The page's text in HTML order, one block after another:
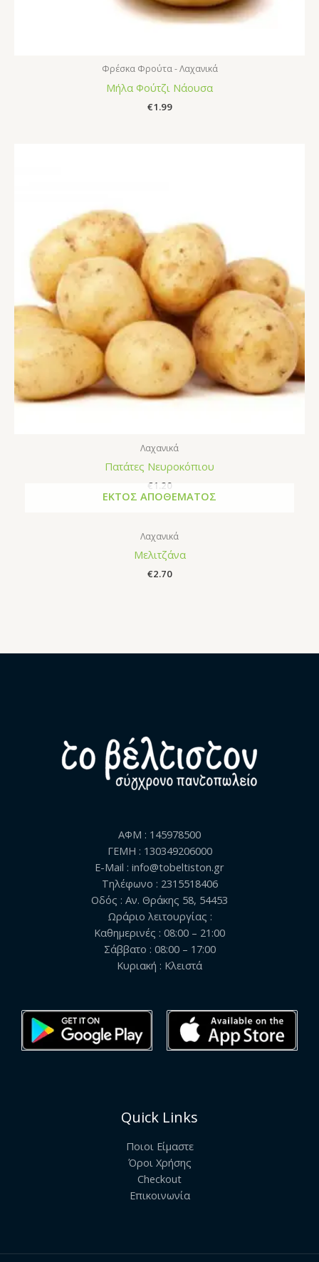
Φρέσκα Φρούτα - Λαχανικά
Μήλα Φούτζι Νάουσα
€1.99
Λαχανικά
Πατάτες Νευροκόπιου
€1.20
ΕΚΤΌΣ ΑΠΟΘΈΜΑΤΟΣ
Λαχανικά
Μελιτζάνα
€2.70
ΑΦΜ : 145978500
ΓΕΜΗ : 130349206000
E-Mail : info@tobeltiston.gr
Τηλέφωνο : 2315518406
Οδός : Αν. Θράκης 58, 54453
Ωράριο λειτουργίας :
Καθημερινές : 08:00 – 21:00
Σάββατο : 08:00 – 17:00
Κυριακή : Κλειστά
Quick Links
Ποιοι Είμαστε
Όροι Χρήσης
Checkout
Επικοινωνία